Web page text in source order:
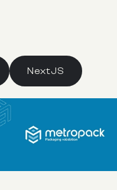
NextJS